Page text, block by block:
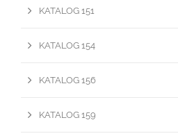
KATALOG 151
KATALOG 154
KATALOG 156
KATALOG 159